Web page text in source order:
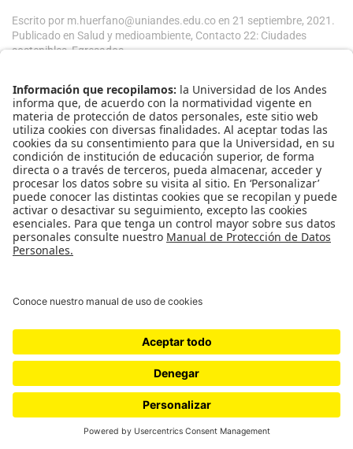
Escrito por m.huerfano@uniandes.edu.coen 21 septiembre, 2021 .
Publicado en Salud y medioambiente, Contacto 22: Ciudades
sostenibles,Egresados.
Septiembre de 2021
Desde 2015, cuando se vinculó al equipo dePristine Seas
la iniciativa de conservación marina más importante de
National Geographic– Juan Sebastián ha contribuido a la
protección de área marinas en todos los océanos del
planeta, desde el Ártico hasta el Antártico, explorando y
estudiando los lugares más salvajes y trabajando con
gobiernos y comunidades para garantizar su protección.
Más que un trabajo, su vida en el mar es una vocación
reforzada con el pasar de los años. Su fascinación por los
océanos apareció en la niñez como una manera de
aterrizar una profunda afición por los dinosaurios. “Además
de coleccionar la revista National Geographic, con mi papá
solíamos ver los documentales y un día vimos un especial